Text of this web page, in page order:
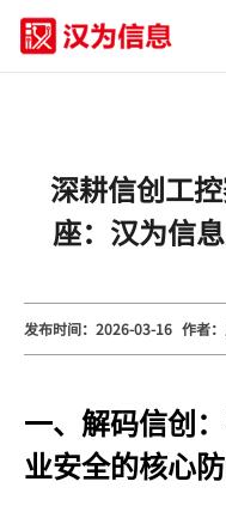
深耕信创工
座：汉为信
发布时间：2026-03-16 作者
一、解码信创
业安全的核心